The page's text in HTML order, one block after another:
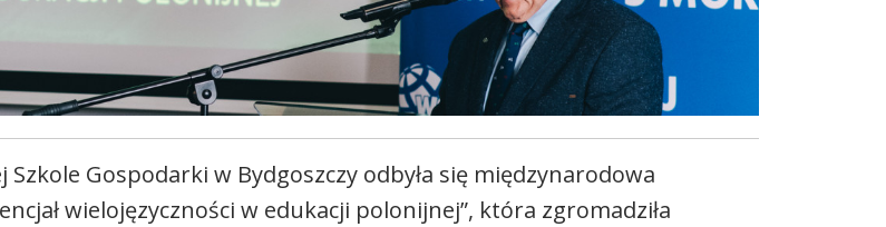
Szkole Gospodarki w Bydgoszczy odbyła się międzynarodowa
wielojęzyczności w edukacji polonijnej”, która zgromadziła